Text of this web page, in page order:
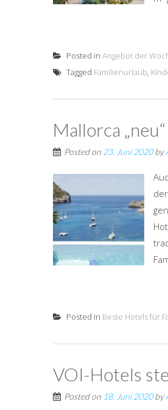
Posted in Angebot der
Tagged Familienurlaub,
Mallorca
Posted on 23. Juni 2020by
Posted in Beste Hotels für
VOI-Hotels
Posted on 18. Juni 2020by